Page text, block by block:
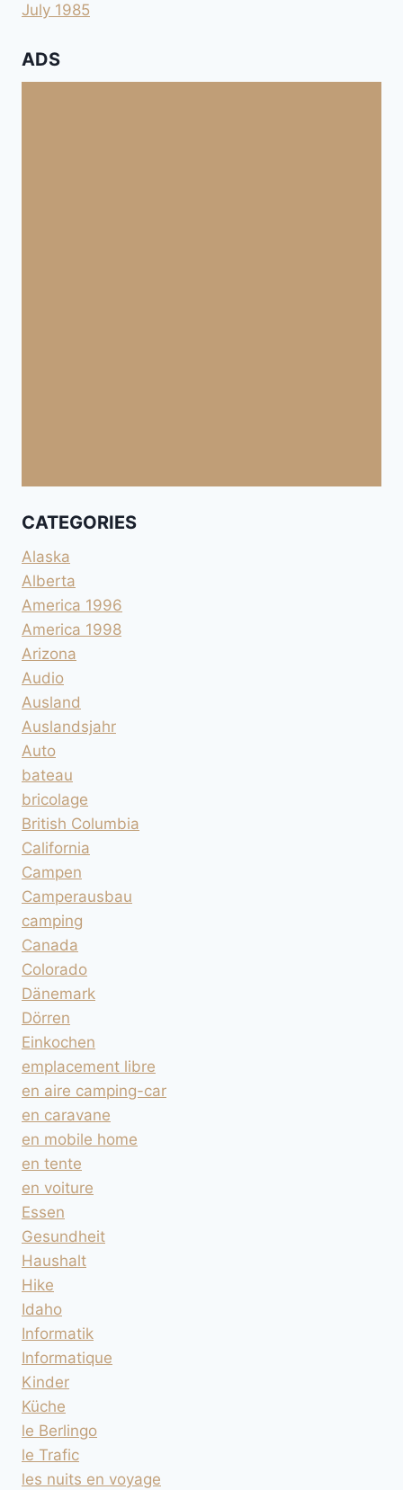
July 1985
ADS
CATEGORIES
Alaska
Alberta
America 1996
America 1998
Arizona
Audio
Ausland
Auslandsjahr
Auto
bateau
bricolage
British Columbia
California
Campen
Camperausbau
camping
Canada
Colorado
Dänemark
Dörren
Einkochen
emplacement libre
en aire camping-car
en caravane
en mobile home
en tente
en voiture
Essen
Gesundheit
Haushalt
Hike
Idaho
Informatik
Informatique
Kinder
Küche
le Berlingo
le Trafic
les nuits en voyage